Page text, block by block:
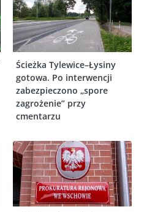
Ścieżka Tylewice–Łysiny
gotowa. Po interwencji
zabezpieczono „spore
zagrożenie” przy
cmentarzu